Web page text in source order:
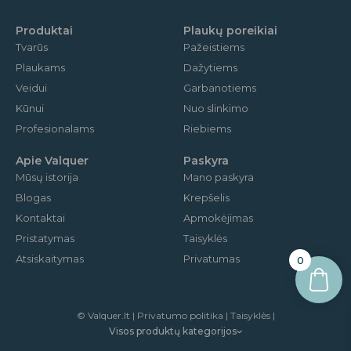
Produktai
Tvarūs
Plaukams
Veidui
Kūnui
Profesionalams
Plaukų poreikiai
Pažeistiems
Dažytiems
Garbanotiems
Nuo slinkimo
Riebiems
Apie Valquer
Mūsų istorija
Blogas
Kontaktai
Pristatymas
Atsiskaitymas
Paskyra
Mano paskyra
Krepšelis
Apmokėjimas
Taisyklės
Privatumas
© Valquer.lt | Privatumo politika | Taisyklės |
Visos produktų kategorijos
0